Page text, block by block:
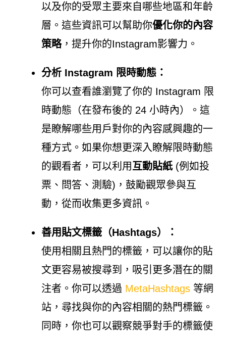
以及你的受眾主要來自哪些地區和年齡
層。這些資訊可以幫助你優化你的內容
策略，提升你的Instagram影響力。
分析 Instagram 限時動態：
你可以查看誰瀏覽了你的 Instagram 限
時動態（在發布後的 24 小時內）。這
是瞭解哪些用戶對你的內容感興趣的一
種方式。如果你想更深入瞭解限時動態
的觀看者，可以利用互動貼紙(例如投
票、問答、測驗)，鼓勵觀眾參與互
動，從而收集更多資訊。
善用貼文標籤（Hashtags）：
使用相關且熱門的標籤，可以讓你的貼
文更容易被搜尋到，吸引更多潛在的關
注者。你可以透過 MetaHashtags等網
站，尋找與你的內容相關的熱門標籤。
同時，你也可以觀察競爭對手的標籤使